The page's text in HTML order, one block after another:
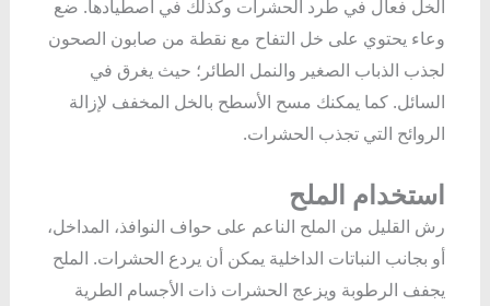
الخل فعال في طرد الحشرات وكذلك في اصطيادها. ضع
وعاء يحتوي على خل التفاح مع نقطة من صابون الصحون
لجذب الذباب الصغير والنمل الطائر؛ حيث يغرق في
السائل. كما يمكنك مسح الأسطح بالخل المخفف لإزالة
الروائح التي تجذب الحشرات.
استخدام الملح
رش القليل من الملح الناعم على حواف النوافذ، المداخل،
أو بجانب النباتات الداخلية يمكن أن يردع الحشرات. الملح
يجفف الرطوبة ويزعج الحشرات ذات الأجسام الطرية